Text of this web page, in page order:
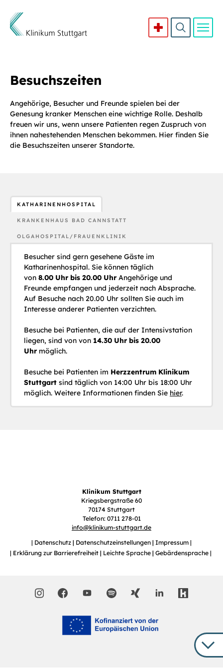
Besuchszeiten
Angehörige, Besucher und Freunde spielen bei der
Genesung kranker Menschen eine wichtige Rolle. Deshalb
freuen wir uns, wenn unsere Patienten regen Zuspruch von
ihnen nahestehenden Menschen bekommen. Hier finden Sie
die Besuchszeiten unserer Standorte.
KATHARINENHOSPITAL
KRANKENHAUS BAD CANNSTATT
OLGAHOSPITAL/FRAUENKLINIK
Besucher sind gern gesehene Gäste im
Katharinenhospital. Sie können täglich
von 8.00 Uhr bis 20.00 Uhr Angehörige und
Freunde empfangen und jederzeit nach Absprache.
Auf Besuche nach 20.00 Uhr sollten Sie auch im
Interesse anderer Patienten verzichten.
Besuche bei Patienten, die auf der Intensivstation
liegen, sind von von 14.30 Uhr bis 20.00
Uhr möglich.
Besuche bei Patienten im Herzzentrum Klinikum
Stuttgart sind täglich von 14:00 Uhr bis 18:00 Uhr
möglich. Weitere Informationen finden Sie hier.
Klinikum Stuttgart
Kriegsbergstraße 60
70174 Stuttgart
Telefon: 0711 278-01
info@klinikum-stuttgart.de
Datenschutz
Datenschutzeinstellungen Impressum
Erklärung zur Barrierefreiheit
Leichte Sprache Gebärdensprache